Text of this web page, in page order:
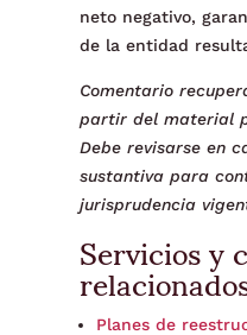
neto negativo,
de la entidad
Comentario
partir del material
Debe revisarse en
sustantiva para
jurisprudencia
Servicios
Planes de